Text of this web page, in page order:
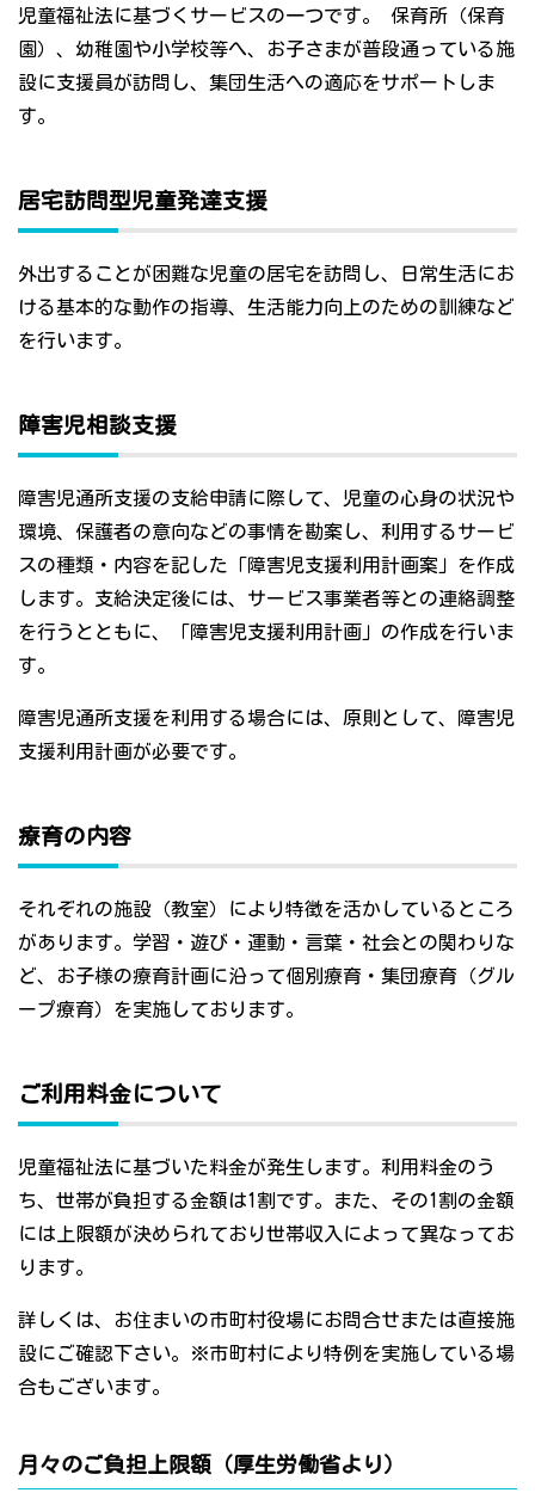
児童福祉法に基づくサービスの一つです。 保育所（保育
園）、幼稚園や小学校等へ、お子さまが普段通っている施
設に支援員が訪問し、集団生活への適応をサポートしま
す。
居宅訪問型児童発達支援
外出することが困難な児童の居宅を訪問し、日常生活にお
ける基本的な動作の指導、生活能力向上のための訓練など
を行います。
障害児相談支援
障害児通所支援の支給申請に際して、児童の心身の状況や
環境、保護者の意向などの事情を勘案し、利用するサービ
スの種類・内容を記した「障害児支援利用計画案」を作成
します。支給決定後には、サービス事業者等との連絡調整
を行うとともに、「障害児支援利用計画」の作成を行いま
す。
障害児通所支援を利用する場合には、原則として、障害児
支援利用計画が必要です。
療育の内容
それぞれの施設（教室）により特徴を活かしているところ
があります。学習・遊び・運動・言葉・社会との関わりな
ど、お子様の療育計画に沿って個別療育・集団療育（グル
ープ療育）を実施しております。
ご利用料金について
児童福祉法に基づいた料金が発生します。利用料金のう
ち、世帯が負担する金額は1割です。また、その1割の金額
には上限額が決められており世帯収入によって異なってお
ります。
詳しくは、お住まいの市町村役場にお問合せまたは直接施
設にご確認下さい。※市町村により特例を実施している場
合もございます。
月々のご負担上限額（厚生労働省より）